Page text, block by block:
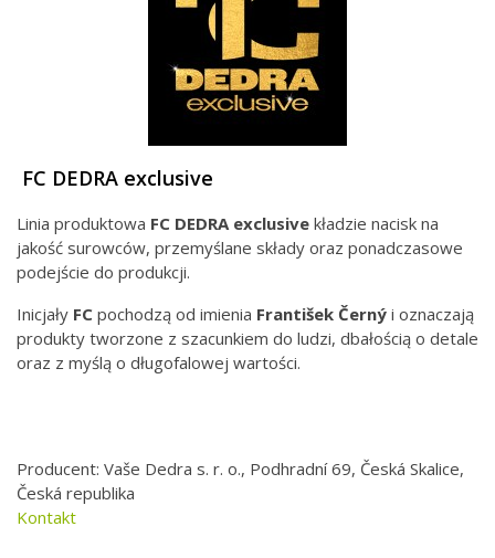
FC DEDRA exclusive
Linia produktowa FC DEDRA exclusive kładzie nacisk na
jakość surowców, przemyślane składy oraz ponadczasowe
podejście do produkcji.
Inicjały FC pochodzą od imienia František Černý i oznaczają
produkty tworzone z szacunkiem do ludzi, dbałością o detale
oraz z myślą o długofalowej wartości.
Producent: Vaše Dedra s. r. o., Podhradní 69, Česká Skalice,
Česká republika
Kontakt